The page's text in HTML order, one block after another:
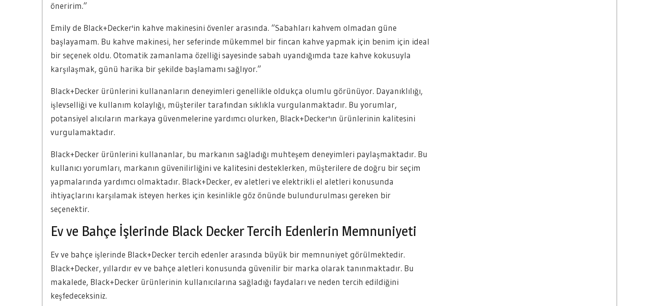
öneririm.”
Emily de Black+Decker'in kahve makinesini övenler arasında. “Sabahları kahvem olmadan güne
başlayamam. Bu kahve makinesi, her seferinde mükemmel bir fincan kahve yapmak için benim için ideal
bir seçenek oldu. Otomatik zamanlama özelliği sayesinde sabah uyandığımda taze kahve kokusuyla
karşılaşmak, günü harika bir şekilde başlamamı sağlıyor.”
Black+Decker ürünlerini kullananların deneyimleri genellikle oldukça olumlu görünüyor. Dayanıklılığı,
işlevselliği ve kullanım kolaylığı, müşteriler tarafından sıklıkla vurgulanmaktadır. Bu yorumlar,
potansiyel alıcıların markaya güvenmelerine yardımcı olurken, Black+Decker'ın ürünlerinin kalitesini
vurgulamaktadır.
Black+Decker ürünlerini kullananlar, bu markanın sağladığı muhteşem deneyimleri paylaşmaktadır. Bu
kullanıcı yorumları, markanın güvenilirliğini ve kalitesini desteklerken, müşterilere de doğru bir seçim
yapmalarında yardımcı olmaktadır. Black+Decker, ev aletleri ve elektrikli el aletleri konusunda
ihtiyaçlarını karşılamak isteyen herkes için kesinlikle göz önünde bulundurulması gereken bir
seçenektir.
Ev ve Bahçe İşlerinde Black Decker Tercih Edenlerin Memnuniyeti
Ev ve bahçe işlerinde Black+Decker tercih edenler arasında büyük bir memnuniyet görülmektedir.
Black+Decker, yıllardır ev ve bahçe aletleri konusunda güvenilir bir marka olarak tanınmaktadır. Bu
makalede, Black+Decker ürünlerinin kullanıcılarına sağladığı faydaları ve neden tercih edildiğini
keşfedeceksiniz.